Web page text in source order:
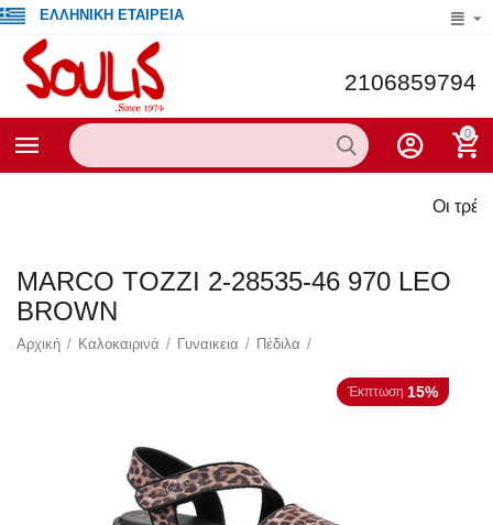
ΕΛΛΗΝΙΚΗ ΕΤΑΙΡΕΙΑ
2106859794
0
Οι τρέχουσες
MARCO TOZZI 2-28535-46 970 LEO
BROWN
Αρχική / Καλοκαιρινά / Γυναικεια / Πέδιλα /
Έκπτωση 15%